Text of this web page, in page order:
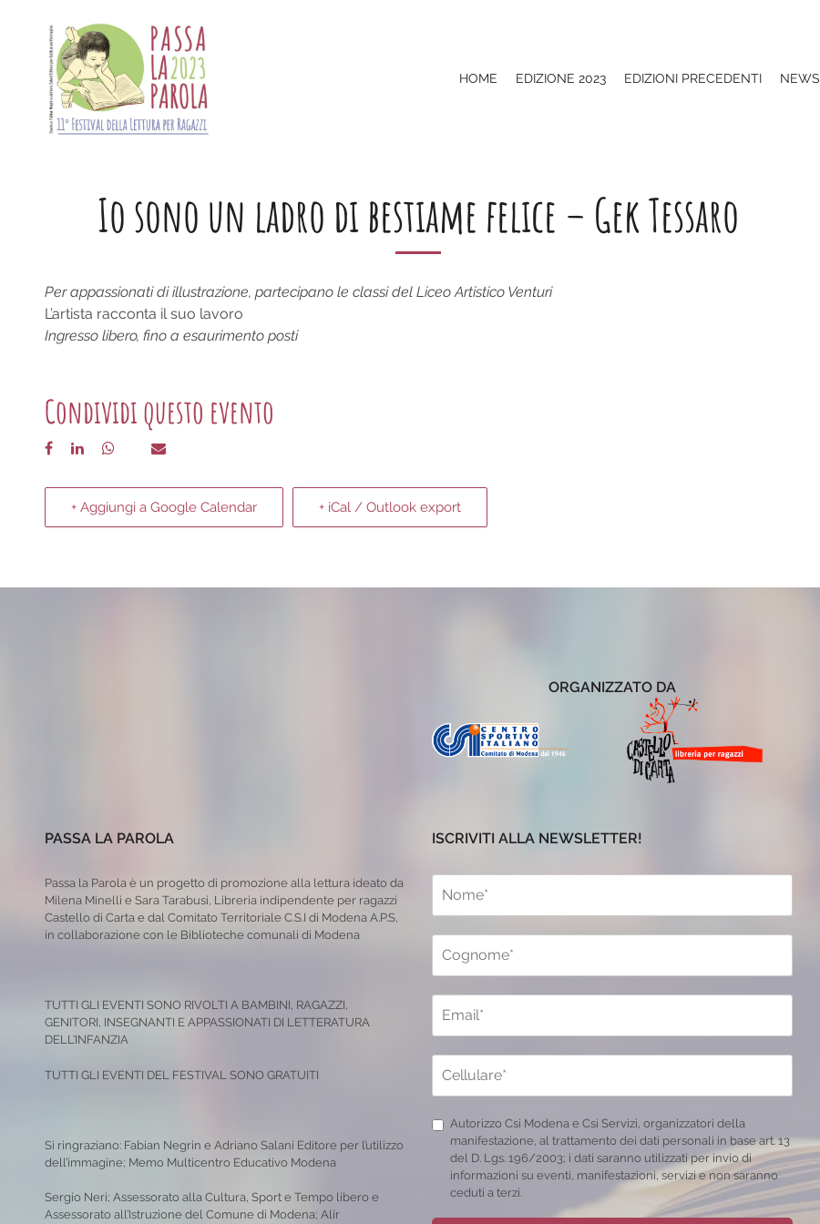
content
HOME EDIZIONE 2023 EDIZIONI PRECEDENTI NEWS
Io sono un ladro di bestiame felice – Gek Tessaro
Per appassionati di illustrazione, partecipano le classi del Liceo Artistico Venturi
L’artista racconta il suo lavoro
Ingresso libero, fino a esaurimento posti
Condividi questo evento
+ Aggiungi a Google Calendar + iCal / Outlook export
ORGANIZZATO DA
PASSA LA PAROLA
Passa la Parola è un progetto di promozione alla lettura ideato da
Milena Minelli e Sara Tarabusi, Libreria indipendente per ragazzi
Castello di Carta e dal Comitato Territoriale C.S.I di Modena A.P.S,
in collaborazione con le Biblioteche comunali di Modena
TUTTI GLI EVENTI SONO RIVOLTI A BAMBINI, RAGAZZI,
GENITORI, INSEGNANTI E APPASSIONATI DI LETTERATURA
DELL’INFANZIA
TUTTI GLI EVENTI DEL FESTIVAL SONO GRATUITI
Si ringraziano: Fabian Negrin e Adriano Salani Editore per l’utilizzo
dell’immagine; Memo Multicentro Educativo Modena
Sergio Neri; Assessorato alla Cultura, Sport e Tempo libero e
Assessorato all’Istruzione del Comune di Modena; Alir
ISCRIVITI ALLA NEWSLETTER!
Autorizzo Csi Modena e Csi Servizi, organizzatori della
manifestazione, al trattamento dei dati personali in base art. 13
del D. Lgs. 196/2003; i dati saranno utilizzati per invio di
informazioni su eventi, manifestazioni, servizi e non saranno
ceduti a terzi.